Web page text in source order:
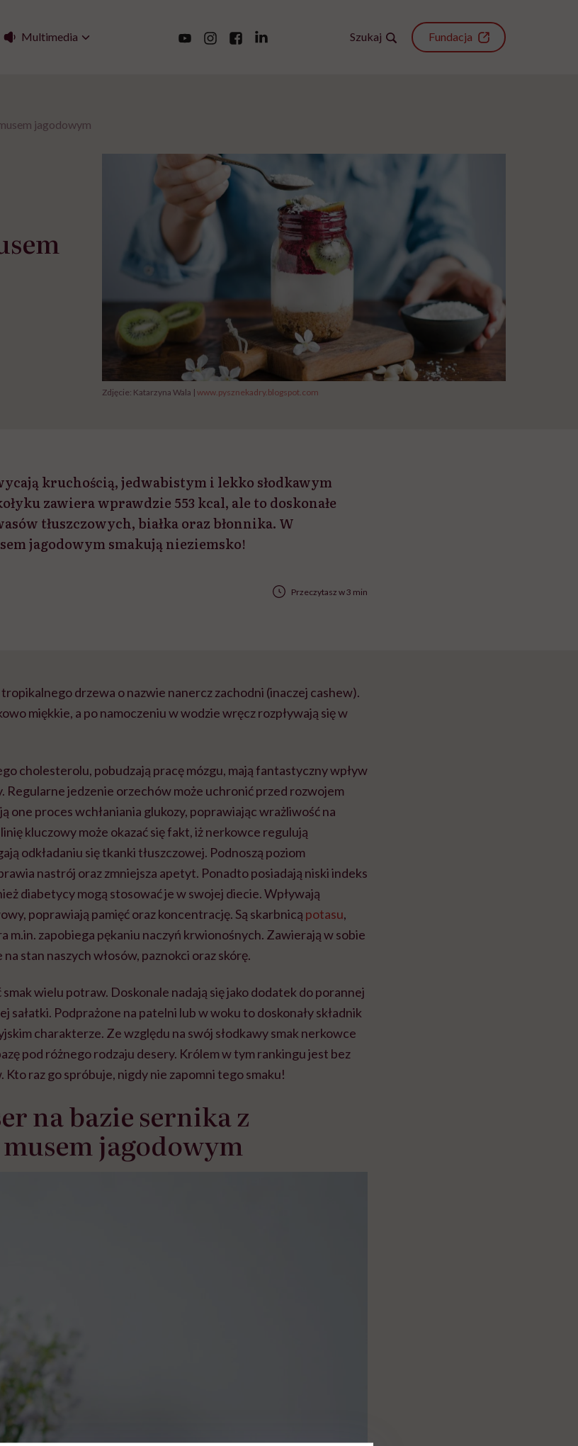
Multimedia Szukaj Fundacja
jagodowym
Zdjęcie: Katarzyna Wala | www.pysznekadry.blogspot.com
kruchością, jedwabistym i lekko słodkawym
zawiera wprawdzie 553 kcal, ale to doskonałe
tłuszczowych, białka oraz błonnika. W
jagodowym smakują nieziemsko!
Przeczytasz w 3 min
drzewa o nazwie nanercz zachodni (inaczej cashew).
miękkie, a po namoczeniu w wodzie wręcz rozpływają się w
cholesterolu, pobudzają pracę mózgu, mają fantastyczny wpływ
Regularne jedzenie orzechów może uchronić przed rozwojem
one proces wchłaniania glukozy, poprawiając wrażliwość na
kluczowy może okazać się fakt, iż nerkowce regulują
odkładaniu się tkanki tłuszczowej. Podnoszą poziom
nastrój oraz zmniejsza apetyt. Ponadto posiadają niski indeks
diabetycy mogą stosować je w swojej diecie. Wpływają
poprawiają pamięć oraz koncentrację. Są skarbnicą potasu,
m.in. zapobiega pękaniu naczyń krwionośnych. Zawierają w sobie
stan naszych włosów, paznokci oraz skórę.
wielu potraw. Doskonale nadają się jako dodatek do porannej
sałatki. Podprażone na patelni lub w woku to doskonały składnik
charakterze. Ze względu na swój słodkawy smak nerkowce
pod różnego rodzaju desery. Królem w tym rankingu jest bez
raz go spróbuje, nigdy nie zapomni tego smaku!
na bazie sernika z
jagodowym